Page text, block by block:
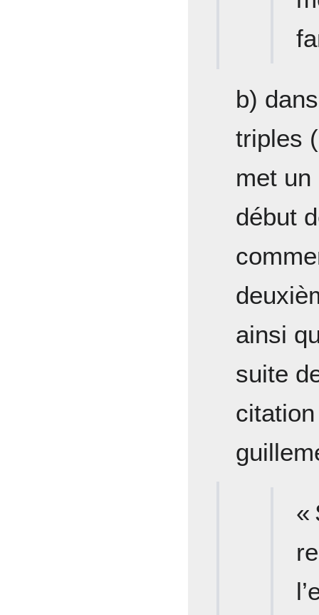
b)
triples
met
début
ainsi
suite